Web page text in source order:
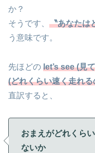
か？
そうです、 〝あなたは
う意味です。
先ほどの let’s see (見
(どれくらい速く走れ
直訳すると、
おまえがどれくら
ないか